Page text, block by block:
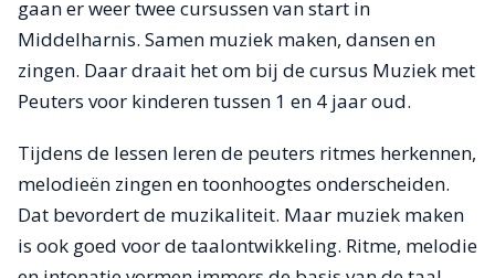
gaan er weer twee cursussen van start in
Middelharnis. Samen muziek maken, dansen en
zingen. Daar draait het om bij de cursus Muziek met
Peuters voor kinderen tussen 1 en 4 jaar oud.
Tijdens de lessen leren de peuters ritmes herkennen,
melodieën zingen en toonhoogtes onderscheiden.
Dat bevordert de muzikaliteit. Maar muziek maken
is ook goed voor de taalontwikkeling. Ritme, melodie